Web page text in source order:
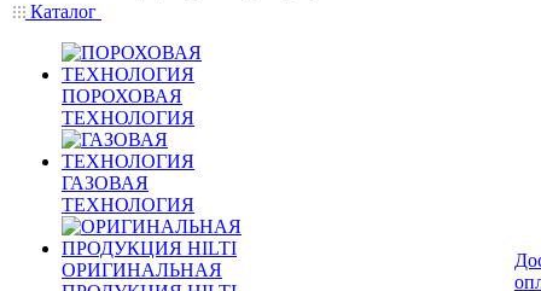
Каталог
ПОРОХОВАЯ
ТЕХНОЛОГИЯ
ГАЗОВАЯ
ТЕХНОЛОГИЯ
ОРИГИНАЛЬНАЯ